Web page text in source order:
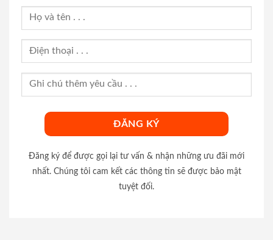
Đăng ký để được gọi lại tư vấn & nhận những ưu đãi mới
nhất. Chúng tôi cam kết các thông tin sẽ được bảo mật
tuyệt đối.